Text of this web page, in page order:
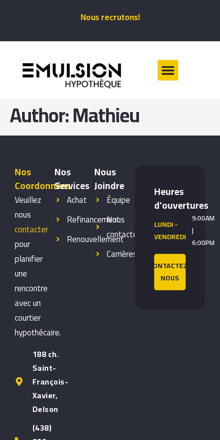
Nous recrutons!
Author:Mathieu
Nos
Coordonnées
Veuillez
nous
contacter
pour
planifier
une
rencontre
avec un
courtier
hypothécaire.
188 ch.
Saint-
François-
Xavier,
Delson
(438)
Nos
Services
Achat
Refinancement
Renouvellement
Nous
Joindre
Équipe
Nous
contacter
Carrières
Heures
d'ouvertures
LUNDI -
VENDREDI
9:00AM
|
6:00PM
CONTACTEZ-
NOUS